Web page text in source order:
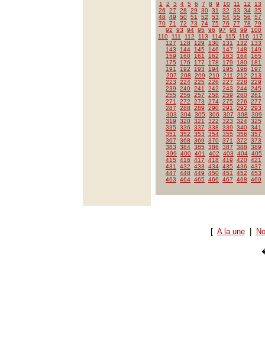
1 2 3 4 5 6 7 8 9 10 11 12
13
26
27 28 29 30 31 32 33 34 35
48
49 50 51 52 53 54 55 56
57
70 71 72 73 74 75 76 77 78
79
92
93 94 95 96 97 98 99
100
110
111 112 113 114 115 116
117
127
128 129 130 131 132
133
143
144 145 146 147 148
149
159
160 161 162 163 164
165
175
176 177 178 179 180
181
191
192 193 194 195 196
197
207
208 209 210 211 212
213
223
224 225 226 227 228
229
239
240 241 242 243 244 245
255
256 257 258 259 260 261
271
272 273 274 275 276
277
287
288 289 290 291 292
293
303
304 305 306 307 308
309
319
320 321 322 323 324 325
335
336 337 338 339 340 341
351
352 353 354 355 356
357
367
368 369 370 371 372
373
383
384 385 386 387 388
389
399
400 401 402 403 404 405
415
416 417 418 419 420 421
431
432 433 434 435 436
437
447
448 449 450 451 452
453
463
464 465 466 467 468 469
[ A la une|